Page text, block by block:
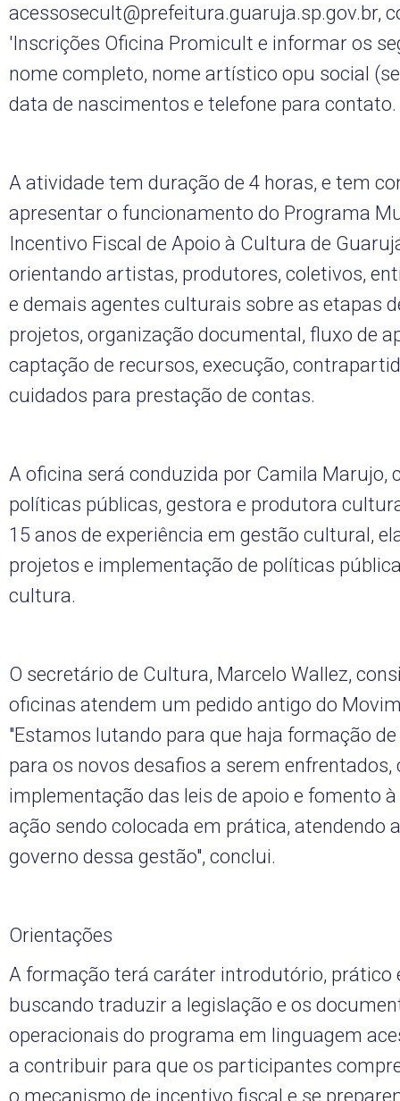
acessosecult@prefeitura.guaruja.sp.gov.br,
'Inscrições Oficina Promicult e informar os
nome completo, nome artístico opu social (se
data de nascimentos e telefone para contato.
A atividade tem duração de 4 horas, e tem
apresentar o funcionamento do Programa
Incentivo Fiscal de Apoio à Cultura de
orientando artistas, produtores, coletivos,
e demais agentes culturais sobre as etapas
projetos, organização documental, fluxo de
captação de recursos, execução,
cuidados para prestação de contas.
A oficina será conduzida por Camila Marujo,
políticas públicas, gestora e produtora
15 anos de experiência em gestão cultural,
projetos e implementação de políticas
cultura.
O secretário de Cultura, Marcelo Wallez,
oficinas atendem um pedido antigo do
"Estamos lutando para que haja formação
para os novos desafios a serem enfrentados,
implementação das leis de apoio e fomento
ação sendo colocada em prática, atendendo
governo dessa gestão", conclui.
Orientações
A formação terá caráter introdutório, prático
buscando traduzir a legislação e os
operacionais do programa em linguagem
a contribuir para que os participantes
o mecanismo de incentivo fiscal e se